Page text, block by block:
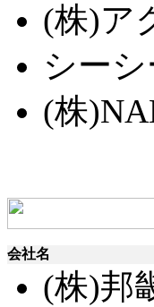
(株)ア
シー
(株
会社名
(株)邦